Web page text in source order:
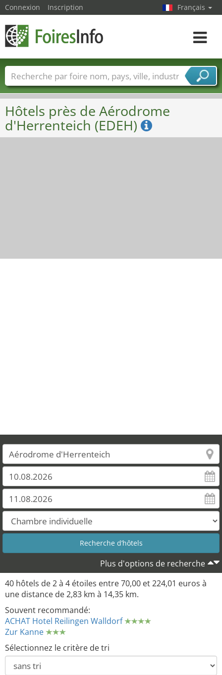
Hôtels près de Aérodrome
d'Herrenteich (EDEH)
Plus d'options de recherche
40 hôtels de 2 à 4 étoiles entre 70,00 et 224,01 euros à
une distance de 2,83 km à 14,35 km.
Souvent recommandé:
ACHAT Hotel Reilingen Walldorf
Zur Kanne
Sélectionnez le critère de tri
Connexion Inscription Français
Toggle
Foire noms Pays Villes
Secteurs de foire
Secteurs du fournisseur de services